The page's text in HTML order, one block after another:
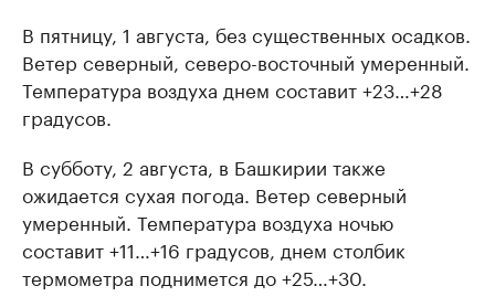
В пятницу, 1 августа, без существенных осадков.
Ветер северный, северо-восточный умеренный.
Температура воздуха днем составит +23…+28
градусов.
В субботу, 2 августа, в Башкирии также
ожидается сухая погода. Ветер северный
умеренный. Температура воздуха ночью
составит +11…+16 градусов, днем столбик
термометра поднимется до +25…+30.